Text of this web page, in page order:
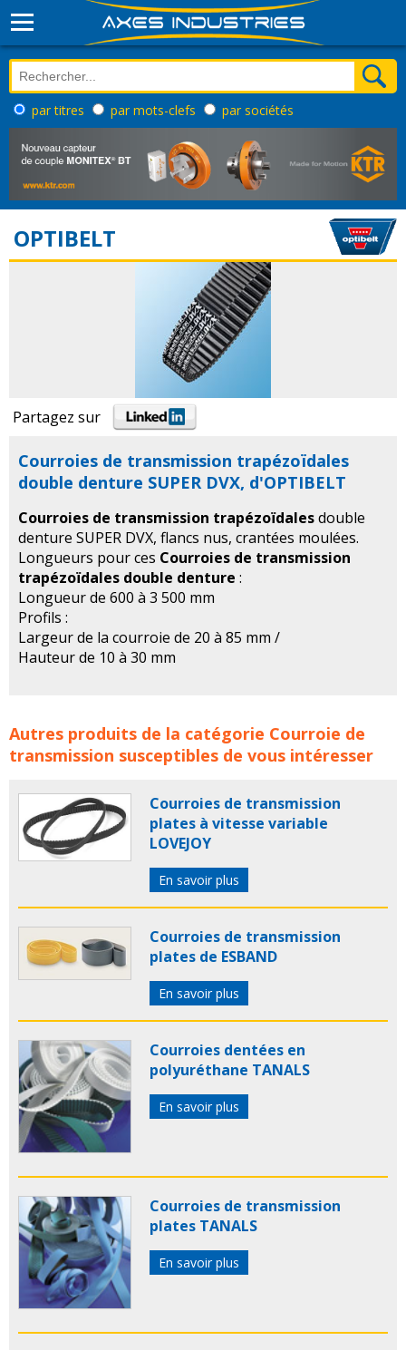
par titres par mots-clefs par sociétés
OPTIBELT
Partagez sur
Courroies de transmission trapézoïdales
double denture SUPER DVX, d'OPTIBELT
Courroies de transmission trapézoïdalesdouble
denture SUPER DVX, flancs nus, crantées moulées.
Longueurs pour ces Courroies de transmission
trapézoïdales double denture :
Longueur de 600 à 3 500 mm
Profils :
Largeur de la courroie de 20 à 85 mm /
Hauteur de 10 à 30 mm
Courroies de transmission trapézoïdales double denture
SUPER DVX, d'OPTIBELT concerne les familles de
courroie de transmission
platecourroie profilecourroie strieecourroie
synchronecourroie trapezoidalecourroie speciale
Optibelt courroie
courroie trapézoīdale optibelt
optibelt courroie trapézoïdaledocumentation
optibelt francecourroie super dvx
Autres produits de la catégorie Courroie de
transmission susceptibles de vous intéresser
Courroies de transmission
plates à vitesse variable
LOVEJOY
En savoir plus
Courroies de transmission
plates de ESBAND
En savoir plus
Courroies dentées en
polyuréthane TANALS
En savoir plus
Courroies de transmission
plates TANALS
En savoir plus